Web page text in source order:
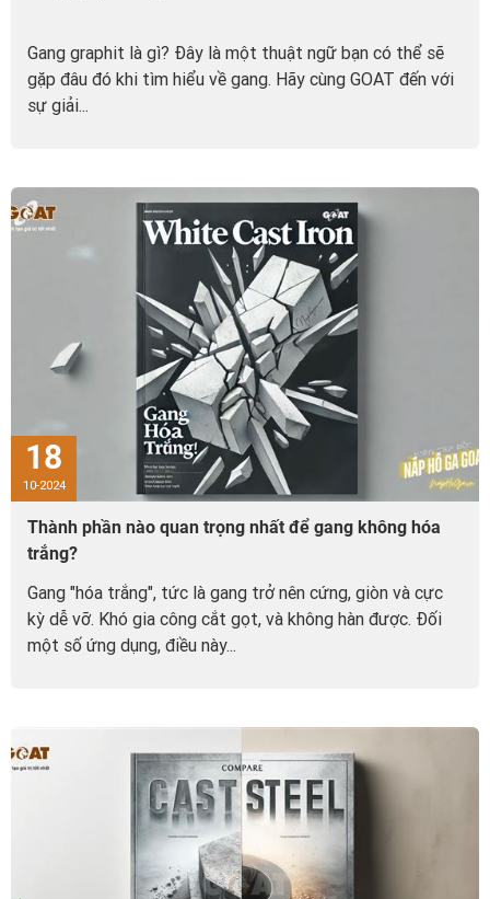
Gang graphit là gì? Đây là một thuật ngữ bạn có thể sẽ
gặp đâu đó khi tìm hiểu về gang. Hãy cùng GOAT đến với
sự giải...
18
10-2024
Thành phần nào quan trọng nhất để gang không hóa
trắng?
Gang "hóa trắng", tức là gang trở nên cứng, giòn và cực
kỳ dễ vỡ. Khó gia công cắt gọt, và không hàn được. Đối
một số ứng dụng, điều này...